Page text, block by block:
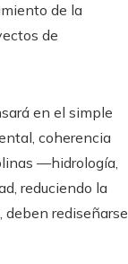
de la
de
en el simple
coherencia
—hidrología,
reduciendo la
deben rediseñarse